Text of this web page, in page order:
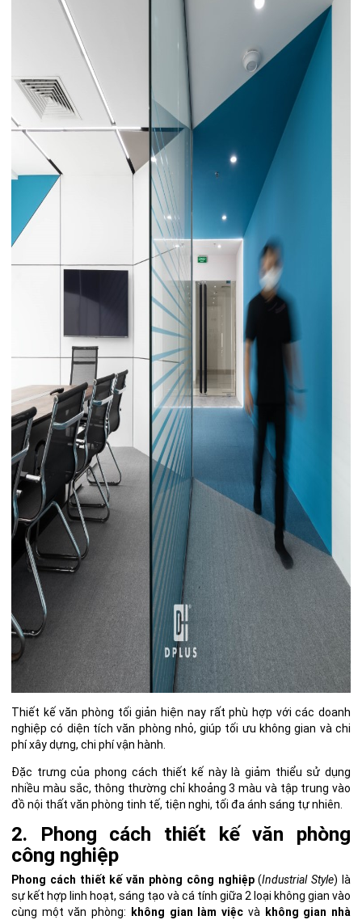
Thiết kế văn phòng tối giản hiện nay rất phù hợp với các doanh
nghiệp có diện tích văn phòng nhỏ, giúp tối ưu không gian và chi
phí xây dựng, chi phí vận hành.
Đặc trưng của phong cách thiết kế này là giảm thiểu sử dụng
nhiều màu sắc, thông thường chỉ khoảng 3 màu và tập trung vào
đồ nội thất văn phòng tinh tế, tiện nghi, tối đa ánh sáng tự nhiên.
2. Phong cách thiết kế văn phòng
công nghiệp
Phong cách thiết kế văn phòng công nghiệp(Industrial Style) là
sự kết hợp linh hoạt, sáng tạo và cá tính giữa 2 loại không gian vào
cùng một văn phòng:
không gian làm việc và không gian nhà